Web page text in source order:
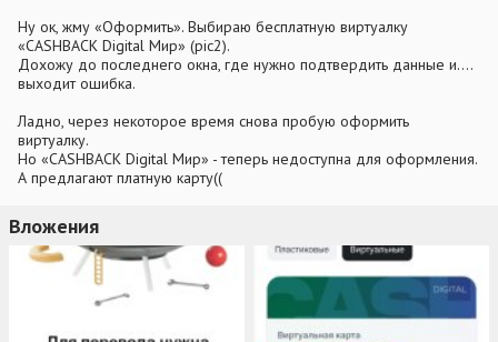
Ну ок, жму «Оформить». Выбираю бесплатную виртуалку
«CASHBACK Digital Мир» (pic2).
Дохожу до последнего окна, где нужно подтвердить данные и….
выходит ошибка.
Ладно, через некоторое время снова пробую оформить
виртуалку.
Но «CASHBACK Digital Мир» - теперь недоступна для оформления.
А предлагают платную карту((
Вложения